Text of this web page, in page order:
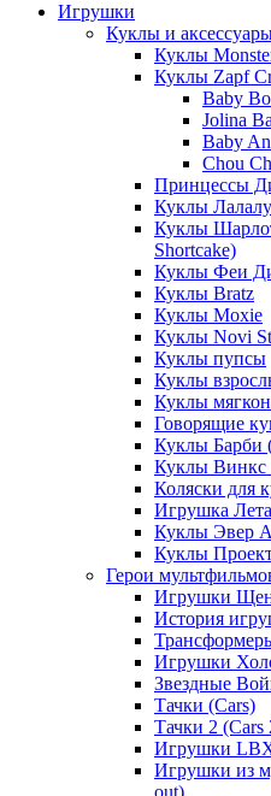
Игрушки
Куклы и
Куклы
Куклы Zapf
Baby
Jolina
Baby
Chou
Принцессы
Куклы
Куклы
Shortcake)
Куклы Феи
Куклы Bratz
Куклы Moxie
Куклы Novi
Куклы пупсы
Куклы
Куклы
Говорящие
Куклы Барби
Куклы Винкс
Коляски для
Игрушка
Куклы Эвер
Куклы
Герои
Игрушки
История
Игрушки
Звездные
Тачки (Cars)
Тачки 2 (Cars
Игрушки
Игрушки из